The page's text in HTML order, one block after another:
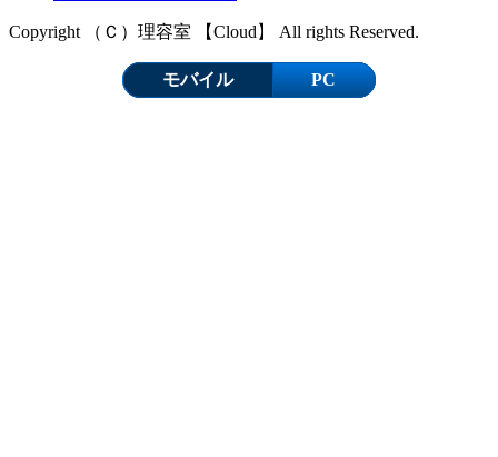
Copyright （Ｃ）理容室 【Cloud】 All rights Reserved.
モバイル PC